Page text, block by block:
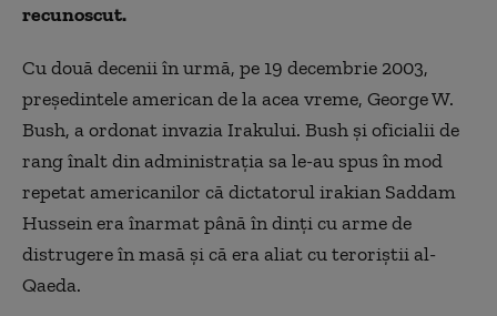
recunoscut.
Cu două decenii în urmă, pe 19 decembrie 2003,
președintele american de la acea vreme, George W.
Bush, a ordonat invazia Irakului. Bush și oficialii de
rang înalt din administrația sa le-au spus în mod
repetat americanilor că dictatorul irakian Saddam
Hussein era înarmat până în dinți cu arme de
distrugere în masă și că era aliat cu teroriștii al-
Qaeda.